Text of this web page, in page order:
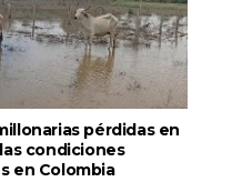
pérdidas en
condiciones
en Colombia